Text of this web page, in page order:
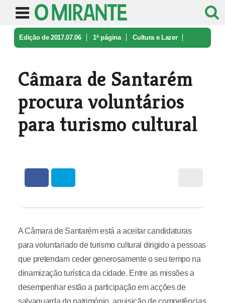
Edição de 2017.07.06 1ª página Cultura e Lazer
Câmara de Santarém
procura voluntários
para turismo cultural
A Câmara de Santarém está a aceitar candidaturas
para voluntariado de turismo cultural dirigido a pessoas
que pretendam ceder generosamente o seu tempo na
dinamização turística da cidade. Entre as missões a
desempenhar estão a participação em acções de
salvaguarda do património, aquisição de competências